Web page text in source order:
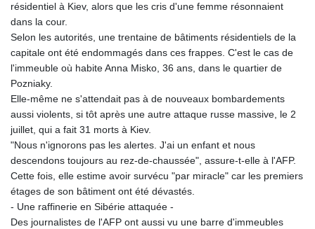
résidentiel à Kiev, alors que les cris d'une femme résonnaient
dans la cour.
Selon les autorités, une trentaine de bâtiments résidentiels de la
capitale ont été endommagés dans ces frappes. C'est le cas de
l'immeuble où habite Anna Misko, 36 ans, dans le quartier de
Pozniaky.
Elle-même ne s'attendait pas à de nouveaux bombardements
aussi violents, si tôt après une autre attaque russe massive, le 2
juillet, qui a fait 31 morts à Kiev.
"Nous n'ignorons pas les alertes. J'ai un enfant et nous
descendons toujours au rez-de-chaussée", assure-t-elle à l'AFP.
Cette fois, elle estime avoir survécu "par miracle" car les premiers
étages de son bâtiment ont été dévastés.
- Une raffinerie en Sibérie attaquée -
Des journalistes de l'AFP ont aussi vu une barre d'immeubles